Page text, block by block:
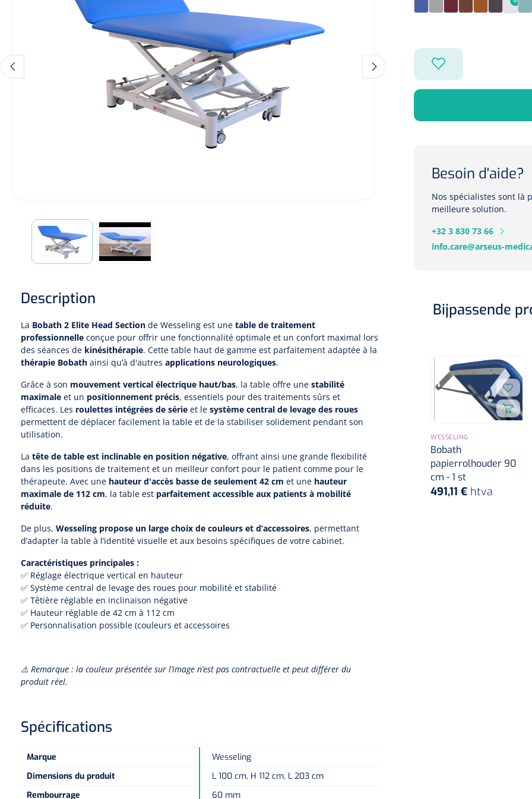
Hygiène & Désinfection
Soins d'incontinence
Matériel d'injection
Instruments
Description
La Bobath 2 Elite Head Section de Wesseling est une table de traitement
professionnelle conçue pour offrir une fonctionnalité optimale et un confort maximal lors
des séances de kinésithérapie. Cette table haut de gamme est parfaitement adaptée à la
thérapie Bobath ainsi qu’à d'autres applications neurologiques.
Grâce à son mouvement vertical électrique haut/bas, la table offre une stabilité
maximale et un positionnement précis, essentiels pour des traitements sûrs et
efficaces. Les roulettes intégrées de série et le système central de levage des roues
permettent de déplacer facilement la table et de la stabiliser solidement pendant son
utilisation.
La tête de table est inclinable en position négative, offrant ainsi une grande flexibilité
dans les positions de traitement et un meilleur confort pour le patient comme pour le
thérapeute. Avec une hauteur d'accès basse de seulement 42 cm et une hauteur
maximale de 112 cm, la table est parfaitement accessible aux patients à mobilité
réduite.
De plus, Wesseling propose un large choix de couleurs et d’accessoires, permettant
d’adapter la table à l’identité visuelle et aux besoins spécifiques de votre cabinet.
Caractéristiques principales :
✅ Réglage électrique vertical en hauteur
✅ Système central de levage des roues pour mobilité et stabilité
✅ Têtière réglable en inclinaison négative
✅ Hauteur réglable de 42 cm à 112 cm
✅ Personnalisation possible (couleurs et accessoires
⚠️ Remarque : la couleur présentée sur l’image n’est pas contractuelle et peut différer du
produit réel.
Spécifications
Marque
Wesseling
Dimensions du produit
L 100 cm, H 112 cm, L 203 cm
Rembourrage
60 mm
AquaAtomium
BarkBrun Chocolat
Copper
Besoin d'aide?
Nos spécialistes sont là
meilleure solution.
+32 3 830 73 66
info.care@arseus-
Bijpassende
WESSELING
Bobath
papierrolhouder 90
cm - 1 st
491,11 € htva